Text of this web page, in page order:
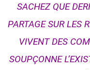
SACHEZ QUE
PARTAGE SUR LES
VIVENT DES
SOUPÇONNE